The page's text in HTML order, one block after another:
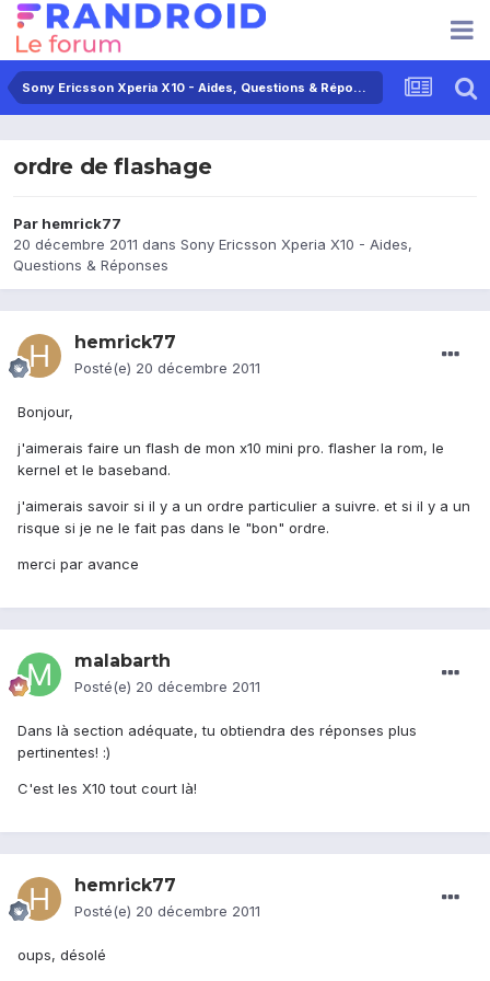
Sony Ericsson Xperia X10 - Aides, Questions & Réponses
ordre de flashage
Par hemrick77
20 décembre 2011 dans Sony Ericsson Xperia X10 - Aides,
Questions & Réponses
hemrick77
Posté(e) 20 décembre 2011
Bonjour,
j'aimerais faire un flash de mon x10 mini pro. flasher la rom, le
kernel et le baseband.
j'aimerais savoir si il y a un ordre particulier a suivre. et si il y a un
risque si je ne le fait pas dans le "bon" ordre.
merci par avance
malabarth
Posté(e) 20 décembre 2011
Dans là section adéquate, tu obtiendra des réponses plus
pertinentes! :)
C'est les X10 tout court là!
hemrick77
Posté(e) 20 décembre 2011
oups, désolé